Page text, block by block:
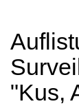
"Kus,